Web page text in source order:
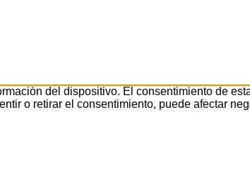
del dispositivo. El consentimiento de
o retirar el consentimiento, puede afectar